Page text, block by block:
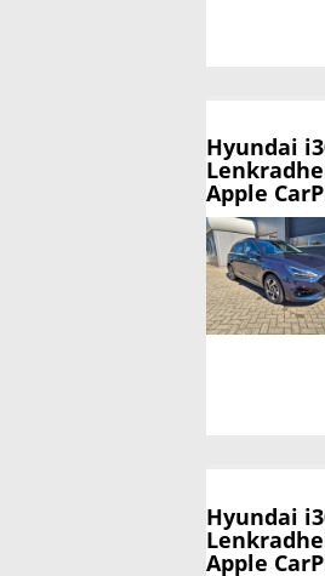
Hyundai
Apple
Hyundai
Apple